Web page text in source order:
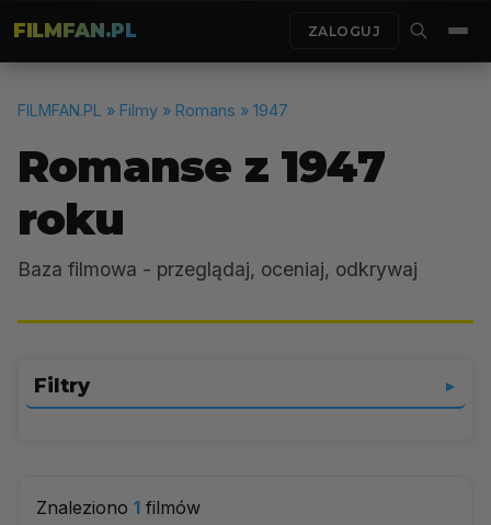
FILMFAN.PL ZALOGUJ
FILMFAN.PL » Filmy » Romans » 1947
Romanse z 1947
roku
Baza filmowa - przeglądaj, oceniaj, odkrywaj
Filtry ▼
Znaleziono 1 filmów